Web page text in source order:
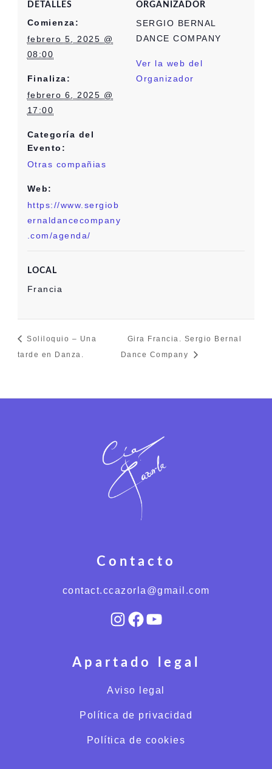
DETALLES
Comienza:
febrero 5, 2025 @
08:00
Finaliza:
febrero 6, 2025 @
17:00
Categoría del
Evento:
Otras compañias
Web:
https://www.sergiob
ernaldancecompany
.com/agenda/
ORGANIZADOR
SERGIO BERNAL
DANCE COMPANY
Ver la web del
Organizador
LOCAL
Francia
Soliloquio – Una
tarde en Danza.
Gira Francia. Sergio Bernal
Dance Company
Contacto
contact.ccazorla@gmail.com
Instagram
Facebook
YouTube
Apartado legal
Aviso legal
Política de privacidad
Política de cookies